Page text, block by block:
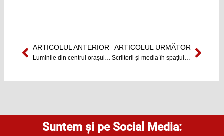
Prev
ARTICOLUL ANTERIOR
Luminile din centrul orașului vor fi stinse sâmbătă seara
ARTICOLUL URMĂTOR
Scriitorii și media în spațiul europeanNext
Suntem și pe Social Media: